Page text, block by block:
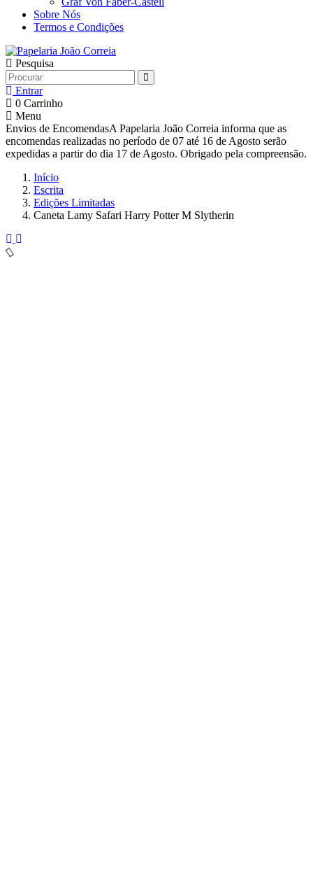
Sobre Nós
Termos e Condições
Pesquisa
Entrar
0 Carrinho
Menu
Envios de EncomendasA Papelaria João Correia informa que as
encomendas realizadas no período de 07 até 16 de Agosto serão
expedidas a partir do dia 17 de Agosto. Obrigado pela compreensão.
Início
Escrita
Edições Limitadas
Caneta Lamy Safari Harry Potter M Slytherin